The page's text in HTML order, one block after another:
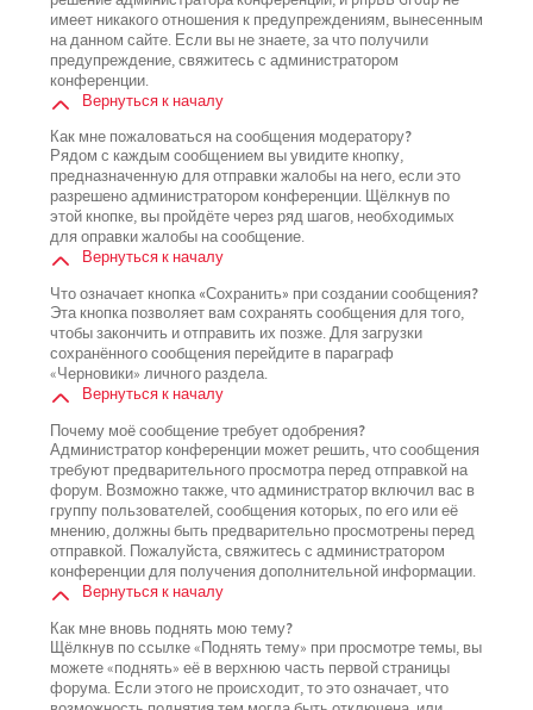
имеет никакого отношения к предупреждениям, вынесенным
на данном сайте. Если вы не знаете, за что получили
предупреждение, свяжитесь с администратором
конференции.
Вернуться к началу
Как мне пожаловаться на сообщения модератору?
Рядом с каждым сообщением вы увидите кнопку,
предназначенную для отправки жалобы на него, если это
разрешено администратором конференции. Щёлкнув по
этой кнопке, вы пройдёте через ряд шагов, необходимых
для оправки жалобы на сообщение.
Вернуться к началу
Что означает кнопка «Сохранить» при создании сообщения?
Эта кнопка позволяет вам сохранять сообщения для того,
чтобы закончить и отправить их позже. Для загрузки
сохранённого сообщения перейдите в параграф
«Черновики» личного раздела.
Вернуться к началу
Почему моё сообщение требует одобрения?
Администратор конференции может решить, что сообщения
требуют предварительного просмотра перед отправкой на
форум. Возможно также, что администратор включил вас в
группу пользователей, сообщения которых, по его или её
мнению, должны быть предварительно просмотрены перед
отправкой. Пожалуйста, свяжитесь с администратором
конференции для получения дополнительной информации.
Вернуться к началу
Как мне вновь поднять мою тему?
Щёлкнув по ссылке «Поднять тему» при просмотре темы, вы
можете «поднять» её в верхнюю часть первой страницы
форума. Если этого не происходит, то это означает, что